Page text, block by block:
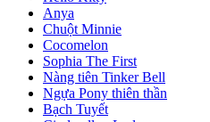
Anya
Chuột Minnie
Cocomelon
Sophia The First
Nàng tiên Tinker Bell
Ngựa Pony thiên thần
Bạch Tuyết